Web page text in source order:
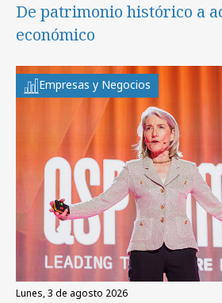
De patrimonio histórico a
económico
Empresas y Negocios
lunes, 3 de agosto 2026